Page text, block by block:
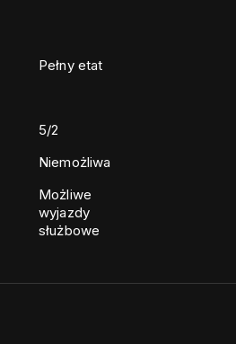
Pełny etat
5/2
Niemożliwa
Możliwe
wyjazdy
służbowe